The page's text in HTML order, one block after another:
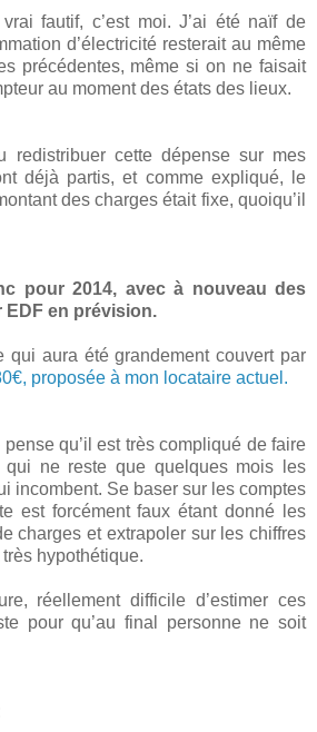
fautif, c’est moi. J’ai été naïf de
d’électricité resterait au même
précédentes, même si on ne faisait
au moment des états des lieux.
redistribuer cette dépense sur mes
déjà partis, et comme expliqué, le
des charges était fixe, quoiqu’il
pour 2014, avec à nouveau des
EDF en prévision.
qui aura été grandement couvert par
proposée à mon locataire actuel.
qu’il est très compliqué de faire
ne reste que quelques mois les
incombent. Se baser sur les comptes
est forcément faux étant donné les
charges et extrapoler sur les chiffres
hypothétique.
réellement difficile d’estimer ces
pour qu’au final personne ne soit